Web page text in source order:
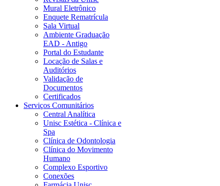
Mural Eletrônico
Enquete Rematrícula
Sala Virtual
Ambiente Graduação
EAD - Antigo
Portal do Estudante
Locação de Salas e
Auditórios
Validação de
Documentos
Certificados
Serviços Comunitários
Central Analítica
Unisc Estética - Clínica e
Spa
Clínica de Odontologia
Clínica do Movimento
Humano
Complexo Esportivo
Conexões